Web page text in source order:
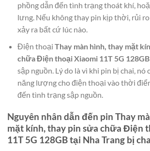
phồng dẫn đến tình trạng thoát khí,
lưng. Nếu không thay pin kịp thời, rủi
xảy ra bất cứ lúc nào.
Điện thoại Thay màn hình, thay mặt
chữa Điện thoại Xiaomi 11T 5G
sập nguồn. Lý do là vì khi pin bị chai, nó
năng lượng cho điện thoại vào thời
đến tình trạng sập nguồn.
Nguyên nhân dẫn đến pin Thay
mặt kính, thay pin sửa chữa Điện
11T 5G 128GB tại Nha Trang bị